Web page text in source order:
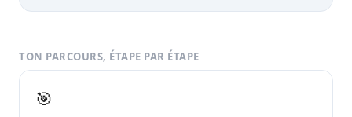
TON PARCOURS, ÉTAPE PAR ÉTAPE
🎯